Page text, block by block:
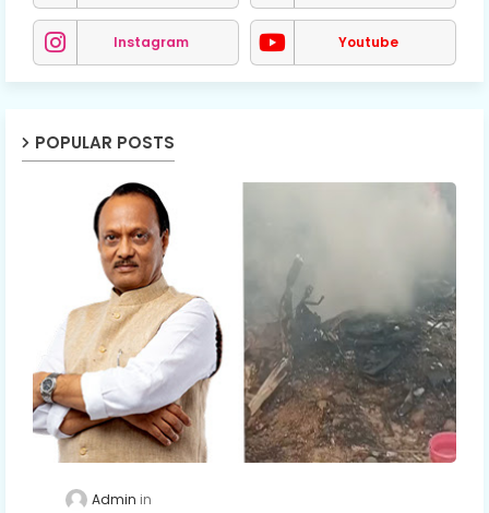
Instagram Youtube
POPULAR POSTS
Admin